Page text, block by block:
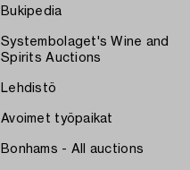
Bukipedia
Systembolaget's Wine and
Spirits Auctions
Lehdistö
Avoimet työpaikat
Bonhams - All auctions